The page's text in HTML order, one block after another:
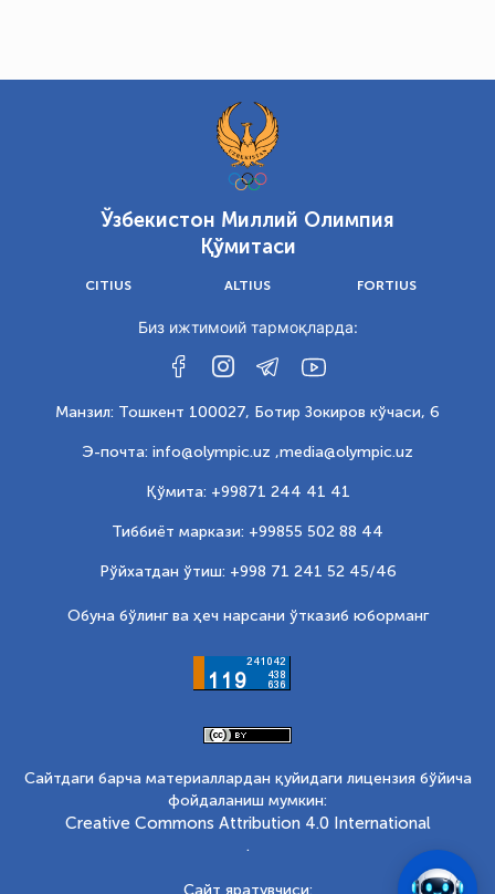
Ўзбекистон Миллий Олимпия
Қўмитаси
CITIUS ALTIUS FORTIUS
Биз ижтимоий тармоқларда:
Манзил: Тошкент 100027, Ботир Зокиров кўчаси, 6
Э-почта: info@olympic.uz ,media@olympic.uz
Қўмита: +99871 244 41 41
Тиббиёт маркази: +99855 502 88 44
Рўйхатдан ўтиш: +998 71 241 52 45/46
Обуна бўлинг ва ҳеч нарсани ўтказиб юборманг
Сайтдаги барча материаллардан қуйидаги лицензия бўйича
фойдаланиш мумкин:
Creative Commons Attribution 4.0 International
.
Сайт яратувчиси: